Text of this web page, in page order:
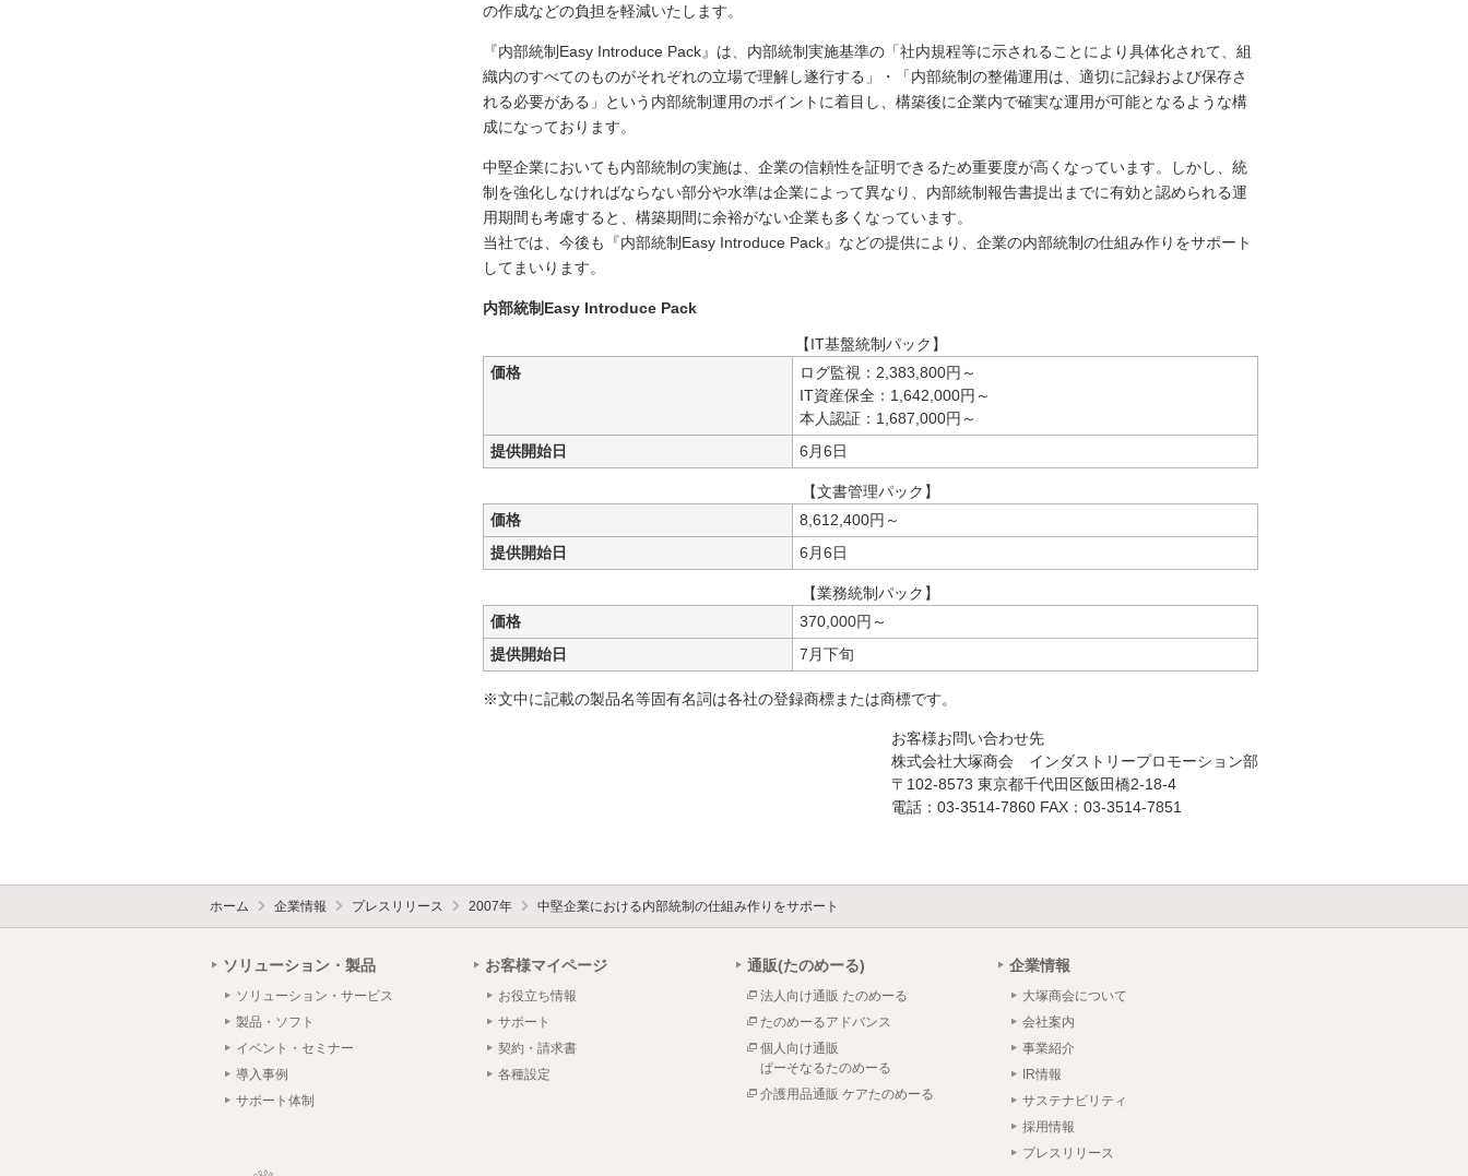
の作成などの負担を軽減いたします。
『内部統制Easy Introduce Pack』は、内部統制実施基準の「社内規程等に示されることにより具体化されて、組
織内のすべてのものがそれぞれの立場で理解し遂行する」・「内部統制の整備運用は、適切に記録および保存さ
れる必要がある」という内部統制運用のポイントに着目し、構築後に企業内で確実な運用が可能となるような構
成になっております。
中堅企業においても内部統制の実施は、企業の信頼性を証明できるため重要度が高くなっています。しかし、統
制を強化しなければならない部分や水準は企業によって異なり、内部統制報告書提出までに有効と認められる運
用期間も考慮すると、構築期間に余裕がない企業も多くなっています。
当社では、今後も『内部統制Easy Introduce Pack』などの提供により、企業の内部統制の仕組み作りをサポート
してまいります。
内部統制Easy Introduce Pack
【IT基盤統制パック】
価格
ログ監視：2,383,800円～
IT資産保全：1,642,000円～
本人認証：1,687,000円～
提供開始日
6月6日
【文書管理パック】
価格
8,612,400円～
提供開始日
6月6日
【業務統制パック】
価格
370,000円～
提供開始日
7月下旬
※文中に記載の製品名等固有名詞は各社の登録商標または商標です。
お客様お問い合わせ先
株式会社大塚商会 インダストリープロモーション部
〒102-8573 東京都千代田区飯田橋2-18-4
電話：03-3514-7860 FAX：03-3514-7851
ホーム 企業情報 プレスリリース 2007年 中堅企業における内部統制の仕組み作りをサポート
ソリューション・製品
ソリューション・サービス
製品・ソフト
イベント・セミナー
導入事例
サポート体制
お客様マイページ
お役立ち情報
サポート
契約・請求書
各種設定
通販(たのめーる)
法人向け通販 たのめーる
たのめーるアドバンス
個人向け通販
ぱーそなるたのめーる
介護用品通販 ケアたのめーる
企業情報
大塚商会について
会社案内
事業紹介
IR情報
サステナビリティ
採用情報
プレスリリース